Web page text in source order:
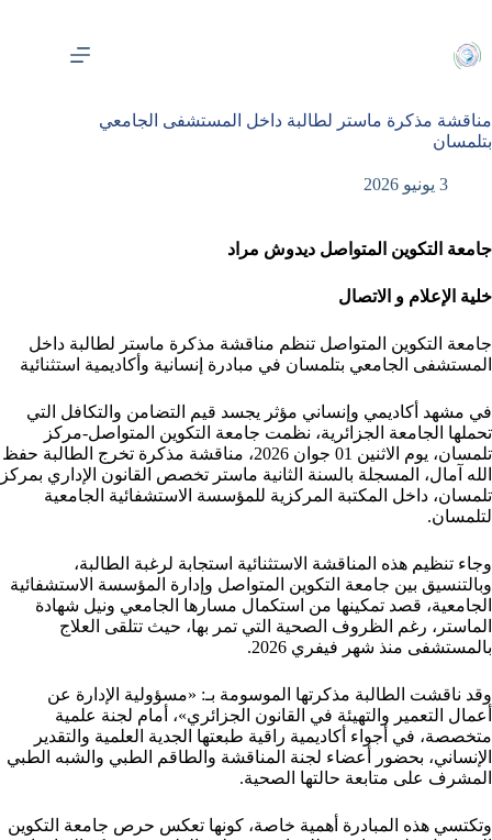
المحتوى
مناقشة مذكرة ماستر لطالبة داخل المستشفى الجامعي
بتلمسان
3 يونيو 2026
جامعة التكوين المتواصل ديدوش مراد
خلية الإعلام و الاتصال
جامعة التكوين المتواصل تنظم مناقشة مذكرة ماستر لطالبة داخل
المستشفى الجامعي بتلمسان في مبادرة إنسانية وأكاديمية استثنائية
في مشهد أكاديمي وإنساني مؤثر يجسد قيم التضامن والتكافل التي
تحملها الجامعة الجزائرية، نظمت جامعة التكوين المتواصل-مركز
تلمسان، يوم الاثنين 01 جوان 2026، مناقشة مذكرة تخرج الطالبة حفظ
الله آمال، المسجلة بالسنة الثانية ماستر تخصص القانون الإداري بمركز
تلمسان، داخل المكتبة المركزية للمؤسسة الاستشفائية الجامعية
لتلمسان.
وجاء تنظيم هذه المناقشة الاستثنائية استجابة لرغبة الطالبة،
وبالتنسيق بين جامعة التكوين المتواصل وإدارة المؤسسة الاستشفائية
الجامعية، قصد تمكينها من استكمال مسارها الجامعي ونيل شهادة
الماستر، رغم الظروف الصحية التي تمر بها، حيث تتلقى العلاج
بالمستشفى منذ شهر فيفري 2026.
وقد ناقشت الطالبة مذكرتها الموسومة بـ: «مسؤولية الإدارة عن
أعمال التعمير والتهيئة في القانون الجزائري»، أمام لجنة علمية
متخصصة، في أجواء أكاديمية راقية طبعتها الجدية العلمية والتقدير
الإنساني، بحضور أعضاء لجنة المناقشة والطاقم الطبي والشبه الطبي
المشرف على متابعة حالتها الصحية.
وتكتسي هذه المبادرة أهمية خاصة، كونها تعكس حرص جامعة التكوين